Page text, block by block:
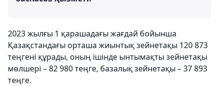
2023 жылғы 1 қарашадағы жағдай бойынша
Қазақстандағы орташа жиынтық зейнетақы 120 873
теңгені құрады, оның ішінде ынтымақты зейнетақы
мөлшері – 82 980 теңге, базалық зейнетақы – 37 893
теңге.